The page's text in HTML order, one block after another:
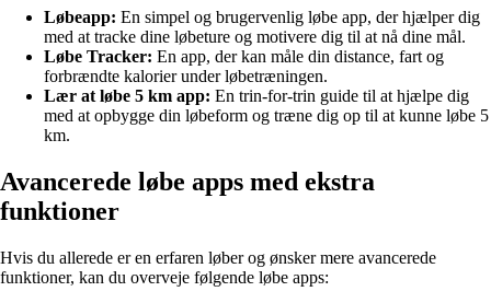
Løbeapp: En simpel og brugervenlig løbe app, der hjælper dig
med at tracke dine løbeture og motivere dig til at nå dine mål.
Løbe Tracker: En app, der kan måle din distance, fart og
forbrændte kalorier under løbetræningen.
Lær at løbe 5 km app: En trin-for-trin guide til at hjælpe dig
med at opbygge din løbeform og træne dig op til at kunne løbe 5
km.
Avancerede løbe apps med ekstra
funktioner
Hvis du allerede er en erfaren løber og ønsker mere avancerede
funktioner, kan du overveje følgende løbe apps: